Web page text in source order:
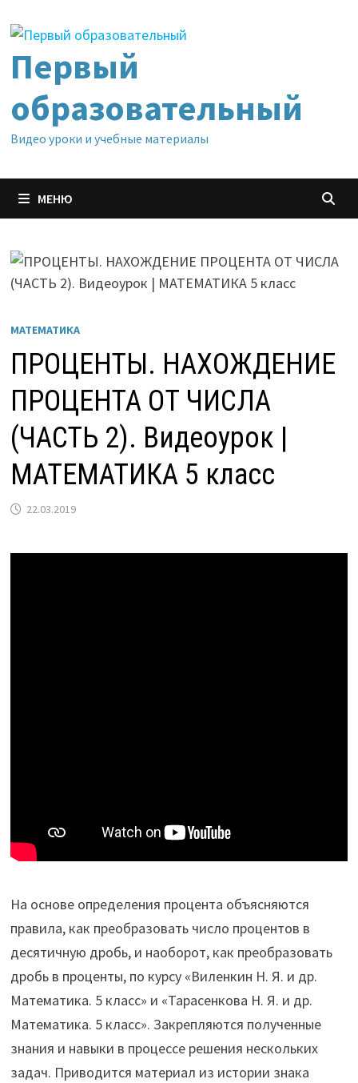
содержимому
Первый
образовательный
Видео уроки и учебные материалы
МЕНЮ
МАТЕМАТИКА
ПРОЦЕНТЫ. НАХОЖДЕНИЕ
ПРОЦЕНТА ОТ ЧИСЛА
(ЧАСТЬ 2). Видеоурок |
МАТЕМАТИКА 5 класс
22.03.2019
На основе определения процента объясняются
правила, как преобразовать число процентов в
десятичную дробь, и наоборот, как преобразовать
дробь в проценты, по курсу «Виленкин Н. Я. и др.
Математика. 5 класс» и «Тарасенкова Н. Я. и др.
Математика. 5 класс». Закрепляются полученные
знания и навыки в процессе решения нескольких
задач. Приводится материал из истории знака